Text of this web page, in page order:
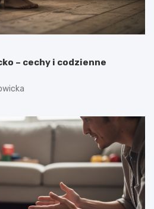
– cechy i codzienne